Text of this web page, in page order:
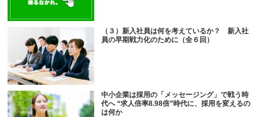
（３）新入社員は何を考えているか？ 新入社
員の早期戦力化のために（全６回）
中小企業は採用の「メッセージング」で戦う時
代へ “求人倍率8.98倍”時代に、採用を変えるの
は何か